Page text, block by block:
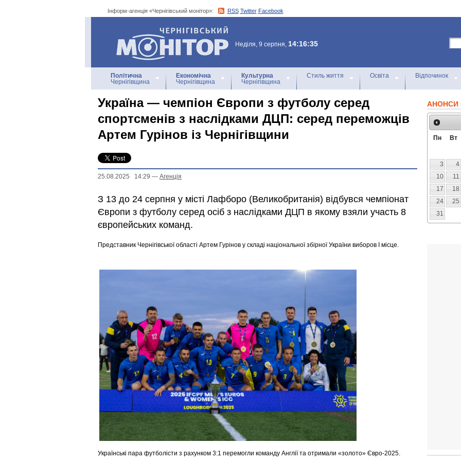
Інформ-агенція «Чернігівський монітор»: RSS Twitter Facebook
Інформ-агенція
«Чернігівський монітор»
Неділя, 9 серпня, 14:16:35
Політична
Чернігівщина
Економічна
Чернігівщина
Культурна
Чернігівщина
Стиль життя Освіта Відпочинок
Україна — чемпіон Європи з футболу серед
спортсменів з наслідками ДЦП: серед переможців
Артем Гурінов із Чернігівщини
25.08.2025 14:29 — Агенцiя
З 13 до 24 серпня у місті Лафборо (Великобританія) відбувся чемпіонат
Європи з футболу серед осіб з наслідками ДЦП в якому взяли участь 8
європейських команд.
Представник Чернігівської області Артем Гурінов у складі національної збірної України виборов І місце.
Українські пара футболісти з рахунком 3:1 перемогли команду Англії та отримали «золото» Євро-2025.
АНОНСИ
Пн Вт
3
4
10
11
17
18
24
25
31